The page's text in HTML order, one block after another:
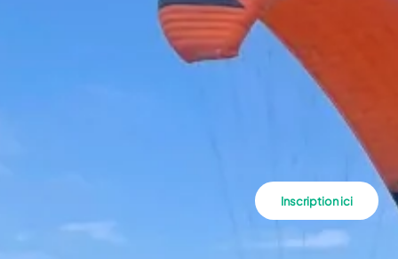
Inscription ici